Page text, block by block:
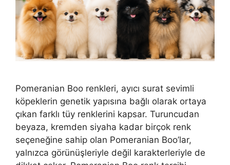
Pomeranian Boo renkleri, ayıcı surat sevimli
köpeklerin genetik yapısına bağlı olarak ortaya
çıkan farklı tüy renklerini kapsar. Turuncudan
beyaza, kremden siyaha kadar birçok renk
seçeneğine sahip olan Pomeranian Boo’lar,
yalnızca görünüşleriyle değil karakterleriyle de